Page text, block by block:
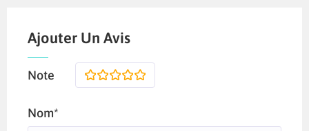
Ajouter Un Avis
Note 5
4
3
2
Nom*